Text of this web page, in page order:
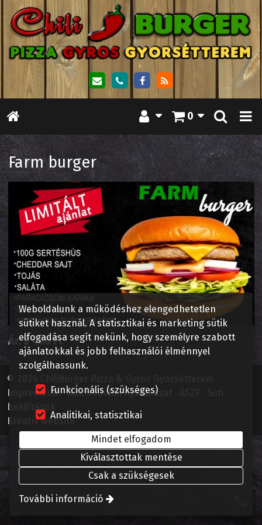
0
Farm burger
Ár:2 400 Ft
© 2026 ChiliBurger Pizza & Gyros Gyorsétterem
Impresszum
Adatvédelmi nyilatkozat
beállítások
Kreatív website
Weboldalunk a működéshez elengedhetetlen
sütiket használ. A statisztikai és marketing sütik
elfogadása segít nekünk, hogy személyre szabott
ajánlatokkal és jobb felhasználói élménnyel
szolgálhassunk.
Funkcionális (szükséges)
Analitikai, statisztikai
Mindet elfogadom
Kiválasztottak mentése
Csak a szükségesek
További információ